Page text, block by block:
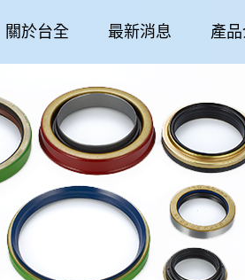
關於台全 最新消息 產